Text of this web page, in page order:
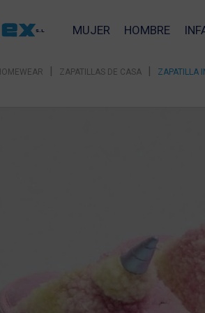
MUJER HOMBRE
| ZAPATILLAS DE CASA | ZAPATILLA